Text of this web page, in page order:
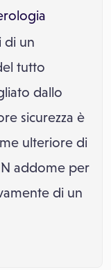
di un
tutto
dallo
sicurezza è
ulteriore di
addome per
di un